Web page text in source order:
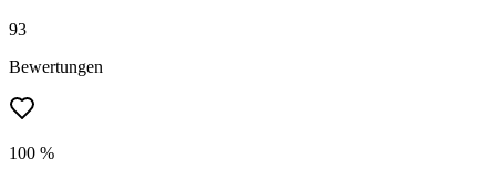
93
Bewertungen
100 %